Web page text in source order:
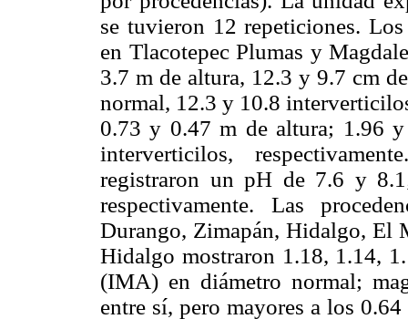
se tuvieron 12 repeticiones.
en Tlacotepec Plumas y
3.7 m de altura, 12.3 y 9.7 cm
normal, 12.3 y 10.8
0.73 y 0.47 m de altura; 1.96
interverticilos,
registraron un pH de 7.6 y
respectivamente. Las
Durango, Zimapán, Hidalgo, El
Hidalgo mostraron 1.18, 1.14,
(IMA) en diámetro normal;
entre sí, pero mayores a los